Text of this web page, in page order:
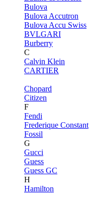
Bulova
Bulova Accutron
Bulova Accu Swiss
BVLGARI
Burberry
C
Calvin Klein
CARTIER
Chopard
Citizen
F
Fendi
Frederique Constant
Fossil
G
Gucci
Guess
Guess GC
H
Hamilton